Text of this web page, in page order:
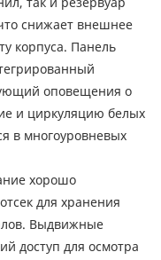
снижает внешнее
корпуса. Панель
оповещения о
и циркуляцию белых
в многоуровневых
хорошо
для хранения
Выдвижные
доступ для осмотра